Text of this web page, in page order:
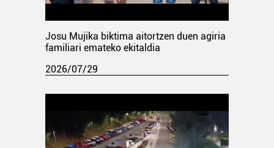
Josu Mujika biktima aitortzen duen agiria
familiari emateko ekitaldia
2026/07/29